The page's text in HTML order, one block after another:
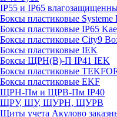
IP55 и IP65
Боксы пластиковые Systeme
Боксы пластиковые IP65
Боксы пластиковые City9
Боксы пластиковые IEK
Боксы ЩРН(В)-П IP41 IEK
Боксы пластиковые
Боксы пластиковые EKF
ЩРН-Пм и ЩРВ-Пм IP40
ЩРУ, ЩУ, ЩУРН, ЩУРВ
Щиты учета Акулово